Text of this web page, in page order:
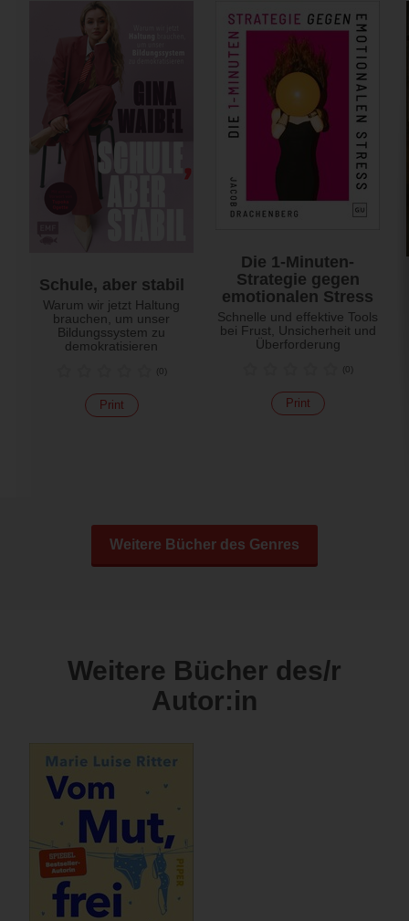
Schule, aber stabil
Warum wir jetzt Haltung
brauchen, um unser
Bildungssystem zu
demokratisieren
(0
Print
Die 1-Minuten-
Strategie gegen
emotionalen Stress
Schnelle und effektive Tools
bei Frust, Unsicherheit und
Überforderung
(0
Print
Weitere Bücher des Genres
Weitere Bücher des/r
Autor:in